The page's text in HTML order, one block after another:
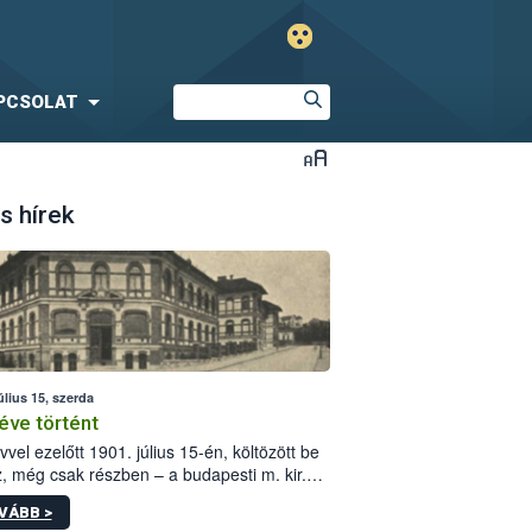
hírek
15, szerda
történt
ezelőtt 1901. július 15-én, költözött be
még csak részben – a budapesti m. kir.
állomás a Kis Rókus utca
alatti, Czigler Győző által tervezett új
>